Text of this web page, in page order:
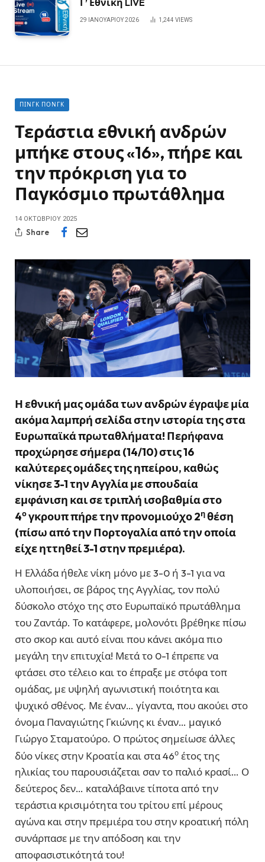
Γ’ Εθνική LIVE
29 ΙΑΝΟΥΑΡΊΟΥ 2026 1,244 VIEWS
ΠΙΝΓΚ ΠΟΝΓΚ
Τεράστια εθνική ανδρών
μπήκε στους «16», πήρε και
την πρόκριση για το
Παγκόσμιο πρωτάθλημα
14 ΟΚΤΩΒΡΊΟΥ 2025
Share
Η εθνική μας ομάδα των ανδρών έγραψε μία
ακόμα λαμπρή σελίδα στην ιστορία της στα
Ευρωπαϊκά πρωταθλήματα! Περήφανα
προχώρησε σήμερα (14/10) στις 16
καλύτερες ομάδες της ηπείρου, καθώς
νίκησε 3-1 την Αγγλία με σπουδαία
εμφάνιση και σε τριπλή ισοβαθμία στο
4ογκρουπ πήρε την προνομιούχο 2ηθέση
(πίσω από την Πορτογαλία από την οποία
είχε ηττηθεί 3-1 στην πρεμιέρα).
Η Ελλάδα ήθελε νίκη μόνο με 3-0 ή 3-1 για να
υλοποιήσει, σε βάρος της Αγγλίας, τον πολύ
δύσκολο στόχο της στο Ευρωπαϊκό πρωτάθλημα
του Ζαντάρ. Το κατάφερε, μολονότι βρέθηκε πίσω
στο σκορ και αυτό είναι που κάνει ακόμα πιο
μεγάλη την επιτυχία! Μετά το 0-1 έπρεπε να
φτάσει στο τέλειο και το έπραξε με στόφα τοπ
ομάδας, με υψηλή αγωνιστική ποιότητα και
ψυχικό σθένος. Με έναν… γίγαντα, που ακούει στο
όνομα Παναγιώτης Γκιώνης κι έναν… μαγικό
Γιώργο Σταματούρο. Ο πρώτος σημείωσε άλλες
δύο νίκες στην Κροατία και στα 46ο έτος της
ηλικίας του παρουσιάζεται σαν το παλιό κρασί… Ο
δεύτερος δεν… καταλάβαινε τίποτα από την
τεράστια κρισιμότητα του τρίτου επί μέρους
αγώνα και στην πρεμιέρα του στην κροατική πόλη
συνάρπασε με την απόδοση και την
αποφασιστικότητά του!